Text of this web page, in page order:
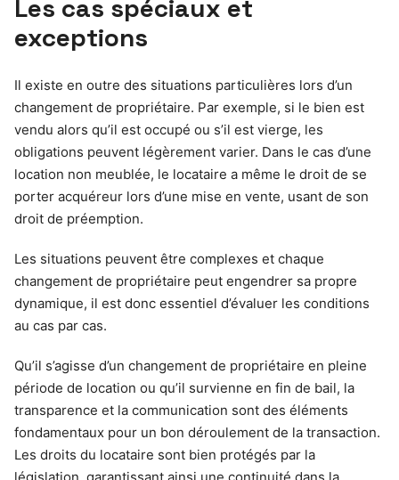
Les cas spéciaux et
exceptions
Il existe en outre des situations particulières lors d’un
changement de propriétaire. Par exemple, si le bien est
vendu alors qu’il est occupé ou s’il est vierge, les
obligations peuvent légèrement varier. Dans le cas d’une
location non meublée, le locataire a même le droit de se
porter acquéreur lors d’une mise en vente, usant de son
droit de préemption.
Les situations peuvent être complexes et chaque
changement de propriétaire peut engendrer sa propre
dynamique, il est donc essentiel d’évaluer les conditions
au cas par cas.
Qu’il s’agisse d’un changement de propriétaire en pleine
période de location ou qu’il survienne en fin de bail, la
transparence et la communication sont des éléments
fondamentaux pour un bon déroulement de la transaction.
Les droits du locataire sont bien protégés par la
législation, garantissant ainsi une continuité dans la